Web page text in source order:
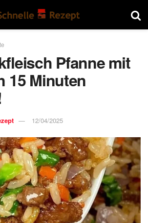
Pfanne mit
15 Minuten
12/04/2025